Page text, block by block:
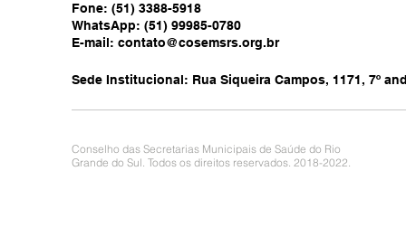
Fone: (51) 3388-5918
WhatsApp: (51) 99985-0780
E-mail: contato@cosemsrs.org.br
Sede Institucional: Rua Siqueira Campos, 1171, 7º
Conselho das Secretarias Municipais de Saúde do Rio
Grande do Sul. Todos os direitos reservados. 2018-2022.